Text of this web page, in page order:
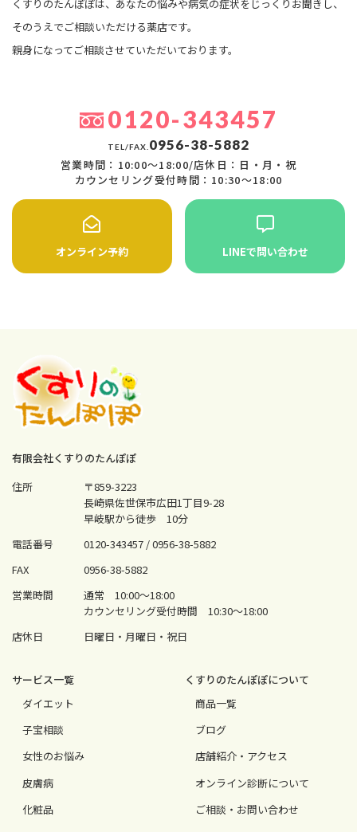
くすりのたんぽぽは、あなたの悩みや病気の症状をじっくりお聞きし、
そのうえでご相談いただける薬店です。
親身になってご相談させていただいております。
0120-343457
TEL/FAX. 0956-38-5882
営業時間：10:00〜18:00/店休日：日・月・祝
カウンセリング受付時間：10:30〜18:00
オンライン予約 LINEで問い合わせ
有限会社くすりのたんぽぽ
住所
〒859-3223
長崎県佐世保市広田1丁目9-28
早岐駅から徒歩 10分
電話番号
0120-343457 /0956-38-5882
FAX
0956-38-5882
営業時間
通常 10:00〜18:00
カウンセリング受付時間 10:30〜18:00
店休日
日曜日・月曜日・祝日
サービス⼀覧
ダイエット
⼦宝相談
⼥性のお悩み
⽪膚病
化粧品
くすりのたんぽぽについて
商品一覧
ブログ
店舗紹介・アクセス
オンライン診断について
ご相談・お問い合わせ